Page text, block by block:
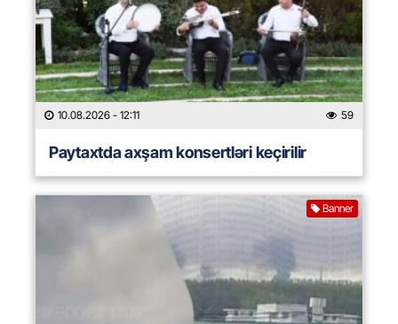
10.08.2026 - 12:11 59
Paytaxtda axşam konsertləri keçirilir
Banner